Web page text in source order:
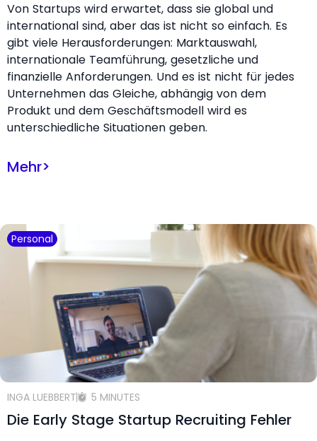
Von Startups wird erwartet, dass sie global und
international sind, aber das ist nicht so einfach. Es
gibt viele Herausforderungen: Marktauswahl,
internationale Teamführung, gesetzliche und
finanzielle Anforderungen. Und es ist nicht für jedes
Unternehmen das Gleiche, abhängig von dem
Produkt und dem Geschäftsmodell wird es
unterschiedliche Situationen geben.
Mehr>
Personal
INGA LUEBBERT 5 MINUTES
Die Early Stage Startup Recruiting Fehler